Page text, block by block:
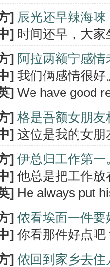
] 辰光还早辣海
] 时间还早，大
] 阿拉两额宁感情
] 我们俩感情很好
] We have good
] 格是吾额女朋友
] 这位是我的女朋
] 伊总归工作第一
] 他总是把工作放
] He always put
] 侬看埃面一件要
] 你看那件好点吧
] 侬回到家乡去住